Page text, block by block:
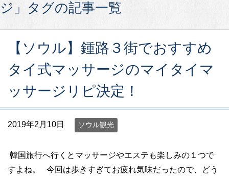
ジ」タグの記事一覧
【ソウル】鍾路３街でおすすめ
タイ式マッサージのマイタイマ
ッサージリピ決定！
2019年2月10日 ソウル観光
韓国旅行へ行くとマッサージやエステも楽しみの１つで
すよね。 今回は歩きすぎてお疲れ気味だったので、どう